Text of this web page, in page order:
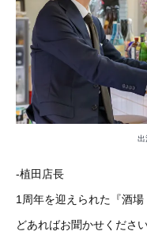
出
-植田店長
1周年を迎えられた『酒
どあればお聞かせください